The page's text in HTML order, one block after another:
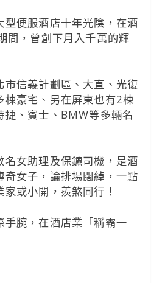
型便服酒店十年光陰，在酒
間，曾創下月入千萬的輝
市信義計劃區、大直、光復
棟豪宅、另在屏東也有2棟
捷、賓士、BMW等多輛名
名女助理及保鑣司機，是酒
奇女子，論排場闊綽，一點
或小開，羨煞同行！
手腕，在酒店業「稱霸一